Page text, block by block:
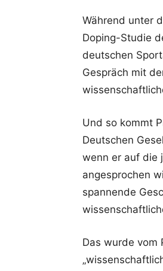
Während unter
Doping-Studie
deutschen
Gespräch mit
Und so kommt
Deutschen
wenn er auf die
angesprochen
spannende
Das wurde vom